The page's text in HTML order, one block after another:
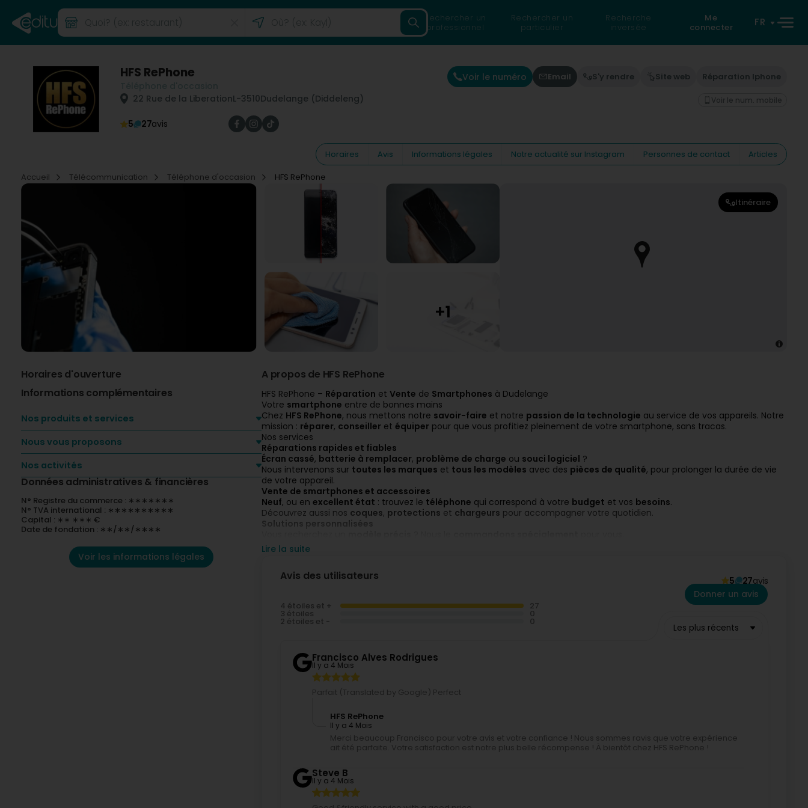
Rechercher un
professionnel
Rechercher un
particulier
Recherche
inversée
Me
connecter
FR
HFS RePhone
22 Rue de la LiberationL-3510Dudelange (Diddeleng)
5 27avis
Voir le numéro Email S'y rendre Site web Réparation Iphone
Voir le num. mobile
Horaires Avis Informations légales Notre actualité sur Instagram Personnes de contact
Articles
Accueil
Télécommunication Téléphone d'occasion HFS RePhone
Itinéraire
Horaires d'ouverture
Informations complémentaires
Nos produits et services
Nous vous proposons
Nos activités
Données administratives & financières
N° Registre du commerce : ∗∗∗∗∗∗∗
N° TVA international : ∗∗∗∗∗∗∗∗∗∗
Capital : ∗∗ ∗∗∗ €
Date de fondation : ∗∗/∗∗/∗∗∗∗
Voir les informations légales
A propos de HFS RePhone
HFS RePhone – Réparation et Vente de Smartphones à Dudelange
Votre smartphone entre de bonnes mains
Chez HFS RePhone, nous mettons notre savoir-faire et notre passion de la technologie au service de vos appareils. Notre
mission : réparer, conseiller et équiper pour que vous profitiez pleinement de votre smartphone, sans tracas.
Nos services
Réparations rapides et fiables
Écran cassé, batterie à remplacer, problème de charge ou souci logiciel ?
Nous intervenons sur toutes les marques et tous les modèles avec des pièces de qualité, pour prolonger la durée de vie
de votre appareil.
Vente de smartphones et accessoires
Neuf, ou en excellent état : trouvez le téléphone qui correspond à votre budget et vos besoins.
Découvrez aussi nos coques, protections et chargeurs pour accompagner votre quotidien.
Solutions personnalisées
Nous proposons également des solutions adaptées aux
Transparenceetconseils honnêtes
Contactez-nous
Retrouvez-nous au
Lire la suite
Avis des utilisateurs 5 27avis
4 étoiles et +
3 étoiles
2 étoiles et -
Donner un avis
Les plus récents
Francisco Alves Rodrigues
Il y a 4 Mois
Parfait (Translated by Google) Perfect
HFS RePhone
Il y a 4 Mois
Merci beaucoup Francisco pour votre avis et votre confiance ! Nous sommes ravis que votre expérience
ait été parfaite. Votre satisfaction est notre plus belle récompense ! À bientôt chez HFS RePhone !
Steve B
Il y a 4 Mois